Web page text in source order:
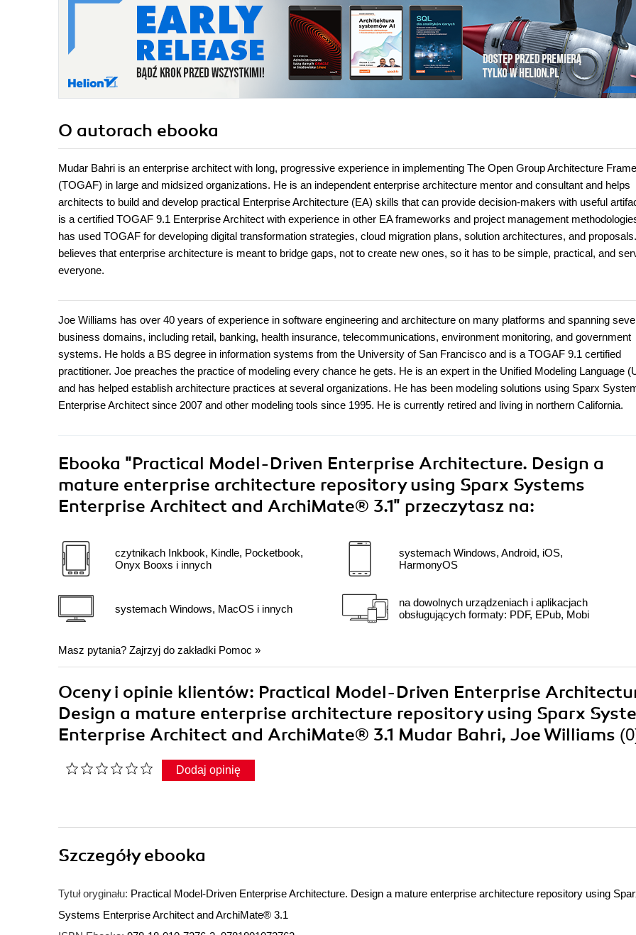
O autorach ebooka
Mudar Bahri is an enterprise architect with long, progressive experience in implementing The Open Group Architecture
(TOGAF) in large and midsized organizations. He is an independent enterprise architecture mentor and consultant and helps
architects to build and develop practical Enterprise Architecture (EA) skills that can provide decision-makers with useful
is a certified TOGAF 9.1 Enterprise Architect with experience in other EA frameworks and project management
has used TOGAF for developing digital transformation strategies, cloud migration plans, solution architectures, and
believes that enterprise architecture is meant to bridge gaps, not to create new ones, so it has to be simple, practical, and
everyone.
Joe Williams has over 40 years of experience in software engineering and architecture on many platforms and spanning
business domains, including retail, banking, health insurance, telecommunications, environment monitoring, and government
systems. He holds a BS degree in information systems from the University of San Francisco and is a TOGAF 9.1 certified
practitioner. Joe preaches the practice of modeling every chance he gets. He is an expert in the Unified Modeling Language
and has helped establish architecture practices at several organizations. He has been modeling solutions using Sparx
Enterprise Architect since 2007 and other modeling tools since 1995. He is currently retired and living in northern California.
Ebooka "Practical Model-Driven Enterprise Architecture. Design a
mature enterprise architecture repository using Sparx Systems
Enterprise Architect and ArchiMate® 3.1" przeczytasz na:
czytnikach Inkbook, Kindle, Pocketbook,
Onyx Booxs i innych
systemach Windows, MacOS i innych
systemach Windows, Android, iOS,
HarmonyOS
na dowolnych urządzeniach i aplikacjach
obsługujących formaty: PDF, EPub, Mobi
Masz pytania? Zajrzyj do zakładki Pomoc »
Oceny i opinie klientów: Practical Model-Driven Enterprise
Design a mature enterprise architecture repository using Sparx
Enterprise Architect and ArchiMate® 3.1 Mudar Bahri, Joe Williams
Dodaj opinię
Szczegółyebooka
Tytuł oryginału: Practical Model-Driven Enterprise Architecture. Design a mature enterprise architecture repository using
Systems Enterprise Architect and ArchiMate® 3.1